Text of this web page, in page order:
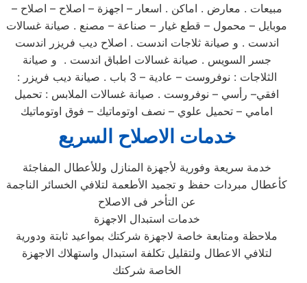
مبيعات . معارض . اماكن . اسعار – اجهزة – اصلاح – اصلاح –
موبايل – محمول – قطع غيار – صناعة – مصنع . صيانة غسالات
اندست . و صيانة ثلاجات اندست . اصلاح ديب فريزر اندست
جسر السويس . صيانة غسالات اطباق اندست . و صيانة
الثلاجات : نوفروست – عادية – 3 باب . صيانة ديب فريزر :
افقي– رأسي – نوفروست . صيانة غسالات الملابس : تحميل
امامي – تحميل علوي – نصف اوتوماتيك – فوق اوتوماتيك
خدمات الاصلاح السريع
خدمة سريعة وفورية لأجهزة المنازل وللأعطال المفاجئة
كأعطال مبردات حفظ و تجميد الأطعمة لتلافي الخسائر الناجمة
عن التأخر فى الاصلاح
خدمات استبدال الاجهزة
ملاحظة ومتابعة خاصة لاجهزة شركتك بمواعيد ثابتة ودورية
لتلافي الاعطال ولتقليل تكلفة استبدال واستهلاك الاجهزة
الخاصة شركتك